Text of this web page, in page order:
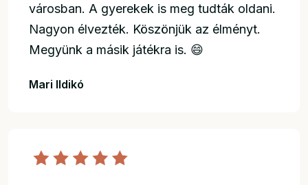
városban. A gyerekek is meg tudták oldani.
Nagyon élvezték. Köszönjük az élményt.
Megyünk a másik játékra is. 😄
Mari Ildikó